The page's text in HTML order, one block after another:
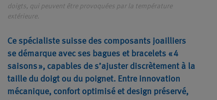
doigts, qui peuvent être provoquées par la température
extérieure.
Ce spécialiste suisse des composants joailliers
se démarque avec ses bagues et bracelets « 4
saisons », capables de s’ajuster discrètement à la
taille du doigt ou du poignet. Entre innovation
mécanique, confort optimisé et design préservé,